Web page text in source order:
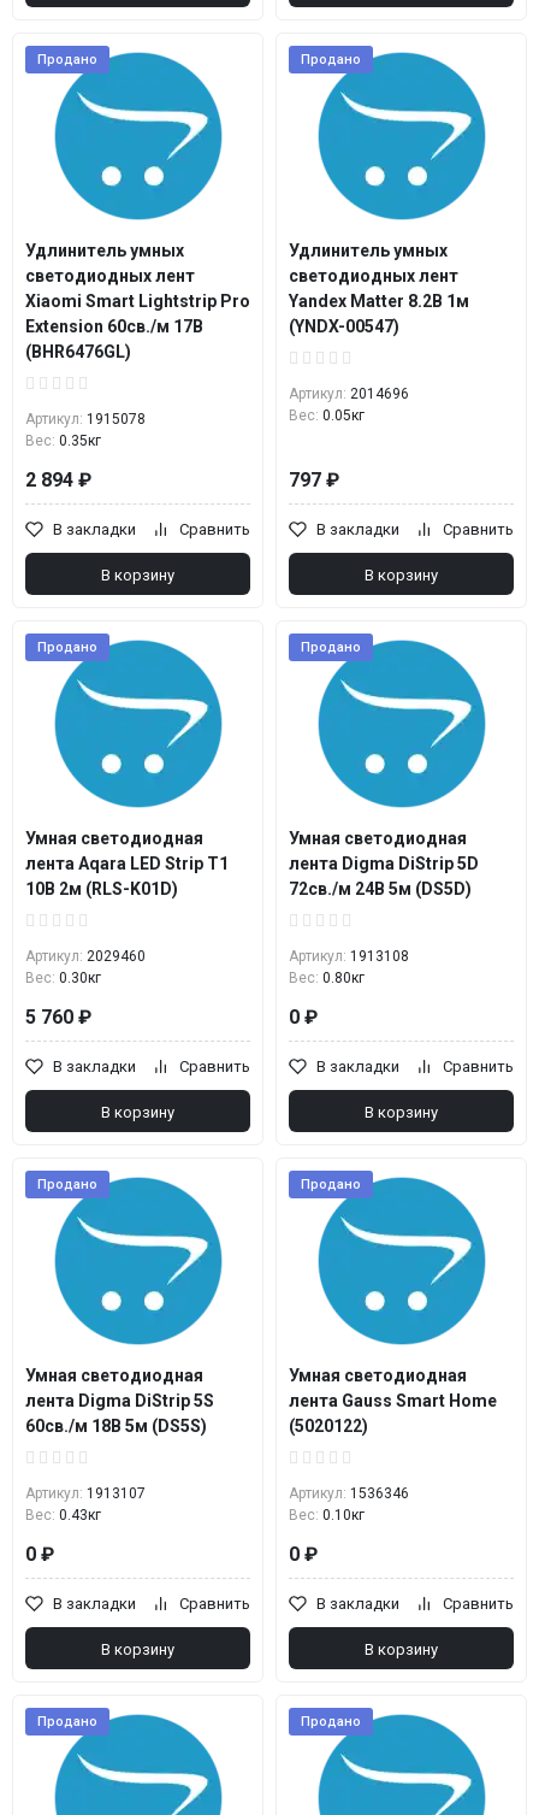
Продано
Удлинитель умных
светодиодных лент
Xiaomi Smart Lightstrip Pro
Extension 60св./м 17В
(BHR6476GL)
Артикул: 1915078
Вес: 0.35кг
2 894 ₽
В закладки Сравнить
В корзину
Продано
Удлинитель умных
светодиодных лент
Yandex Matter 8.2В 1м
(YNDX-00547)
Артикул: 2014696
Вес: 0.05кг
797 ₽
В закладки Сравнить
В корзину
Продано
Умная светодиодная
лента Aqara LED Strip T1
10В 2м (RLS-K01D)
Артикул: 2029460
Вес: 0.30кг
5 760 ₽
В закладки Сравнить
В корзину
Продано
Умная светодиодная
лента Digma DiStrip 5D
72св./м 24В 5м (DS5D)
Артикул: 1913108
Вес: 0.80кг
0 ₽
В закладки Сравнить
В корзину
Продано
Умная светодиодная
лента Digma DiStrip 5S
60св./м 18В 5м (DS5S)
Артикул: 1913107
Вес: 0.43кг
0 ₽
В закладки Сравнить
В корзину
Продано
Умная светодиодная
лента Gauss Smart Home
(5020122)
Артикул: 1536346
Вес: 0.10кг
0 ₽
В закладки Сравнить
В корзину
Продано Продано